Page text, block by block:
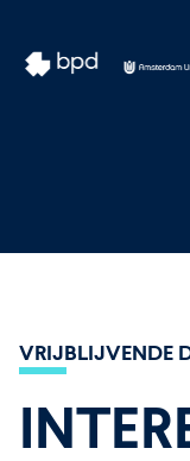
VRIJBLIJVENDE